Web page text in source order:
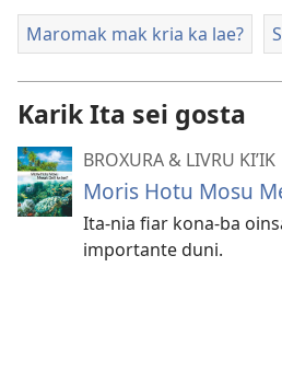
Maromak mak kria ka lae?
Karik Ita sei gosta
BROXURA & LIVRU KIʼIK
Moris Hotu Mosu
Ita-nia fiar kona-ba
importante duni.